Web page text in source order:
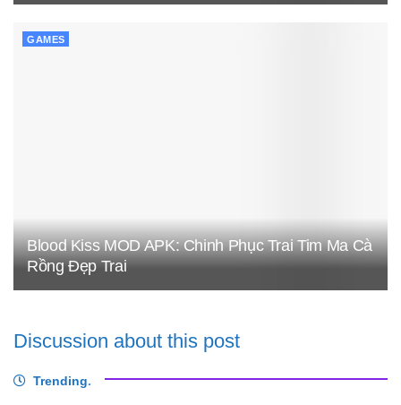
GAMES
Blood Kiss MOD APK: Chinh Phục Trai Tim Ma Cà
Rồng Đẹp Trai
Discussion about this post
Trending.